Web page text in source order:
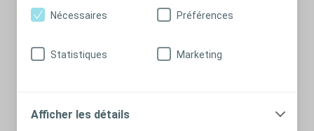
Nécessaires Préférences
Statistiques Marketing
Afficher les détails
Pas envie?
sexuel liés à leurs troubles urinaires. Vous reconnaissez-